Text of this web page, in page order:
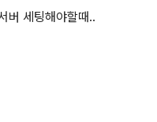
버 세팅해야할때..